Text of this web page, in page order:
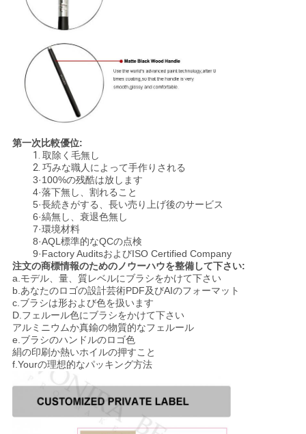
第一次比較優位:
1. 取除く毛無し
2. 巧みな職人によって手作りされる
3·100%の残酷は放します
4·落下無し、割れること
5·長続きがする、長い売り上げ後のサービス
6·縞無し、衰退色無し
7·環境材料
8·AQL標準的なQCの点検
9·Factory AuditsおよびISO Certified Company
注文の商標情報のためのノウーハウを整備して下さい:
a.モデル、量、質レベルにブラシをかけて下さい
b.あなたのロゴの設計芸術PDF及びAIのフォーマット
c.ブラシは形および色を扱います
D.フェルール色にブラシをかけて下さい
アルミニウムか真鍮の物質的なフェルール
e.ブラシのハンドルのロゴ色
絹の印刷か熱いホイルの押すこと
f.Yourの理想的なパッキング方法